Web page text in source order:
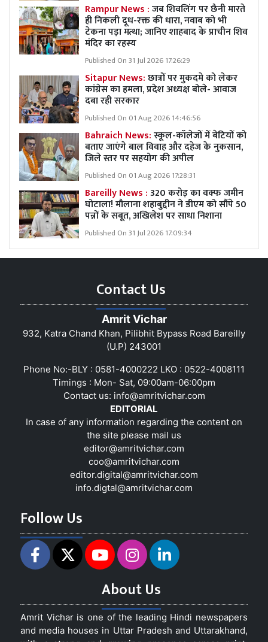
Rampur News :जब शिवलिंग पर छैनी मारते
ही निकली दूध-रक्त की धारा, नवाब को भी
टेकना पड़ा मत्था; जानिए शाहबाद के प्राचीन शिव
मंदिर का रहस्य
Published On 31 Jul 2026 17:26:29
Sitapur News:छात्रों पर मुकदमे को लेकर
कांग्रेस का हमला, प्रदेश अध्यक्ष बोले- आवाज
दबा रही सरकार
Published On 01 Aug 2026 14:46:56
Bahraich News:स्कूल-कॉलेजों में बेटियों को
बताए जाएंगे बाल विवाह और दहेज के नुकसान,
जिले स्तर पर सहयोग की अपील
Published On 01 Aug 2026 17:28:31
Bareilly News :320 करोड़ का वक्फ जमीन
घोटाला! मौलाना शहाबुद्दीन ने डीएम को सौंपे 50
पन्नों के सबूत, अखिलेश पर साधा निशाना
Published On 31 Jul 2026 17:09:34
Contact Us
Amrit Vichar
932, Katra Chand Khan, Pilibhit Bypass Road Bareilly
(U.P) 243001
Phone No:-BLY : 0581-4000222 LKO : 0522-4008111
Timings : Mon- Sat, 09:00am-06:00pm
Contact us: info@amritvichar.com
EDITORIAL
In case of any information regarding the content on
the site please mail us
editor@amritvichar.com
coo@amritvichar.com
editor.digital@amritvichar.com
info.digtal@amritvichar.com
Follow Us
About Us
Amrit Vichar is one of the leading Hindi newspapers
and media houses in Uttar Pradesh and Uttarakhand,